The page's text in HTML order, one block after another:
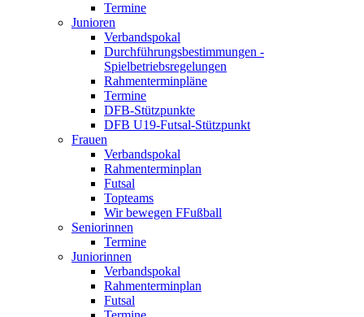
Termine
Junioren
Verbandspokal
Durchführungsbestimmungen -
Spielbetriebsregelungen
Rahmenterminpläne
Termine
DFB-Stützpunkte
DFB U19-Futsal-Stützpunkt
Frauen
Verbandspokal
Rahmenterminplan
Futsal
Topteams
Wir bewegen FFußball
Seniorinnen
Termine
Juniorinnen
Verbandspokal
Rahmenterminplan
Futsal